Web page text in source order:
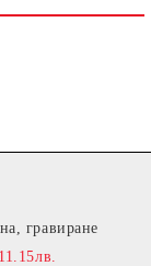
гравиране
11.15лв.